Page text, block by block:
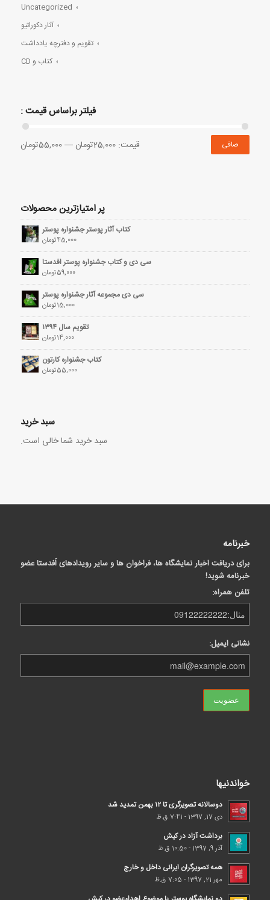
Uncategorized
آثار دکوراتیو
تقویم و دفترچه یادداشت
کتاب و CD
فیلتر براساس قیمت :
صافی قيمت:25,000تومان —55,000تومان
پر امتیازترین محصولات
کتاب آثار پوستر جشنواره پوستر
45,000تومان
سی دی و کتاب جشنواره پوستر افدستا
59,000تومان
سی دی مجموعه آثار جشنواره پوستر
15,000تومان
تقویم سال ۱۳۹۴
14,000تومان
کتاب جشنواره کارتون
55,000تومان
سبد خرید
سبد خرید شما خالی است.
خبرنامه
برای دریافت اخبار نمایشگاه ها، فراخوان ها و سایر رویدادهای اَفدستا عضو
خبرنامه شوید!
تلفن همراه:
نشانی ایمیل:
خواندنیها
دوسالانه تصویرگری تا ۱۲ بهمن تمدید شد
دی 17, 1397 - 7:41 ق.ظ
برداشت آزاد در کیش
آذر 9, 1397 - 10:50 ق.ظ
همه تصویرگران ایرانی داخل و خارج
مهر 21, 1397 - 7:05 ق.ظ